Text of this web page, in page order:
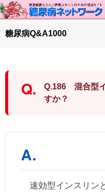
トップページ
糖尿病のきほん
特集・連載
血糖トレンド
グリコアルブミン
糖尿病Q&A1000
Q.186 混合型
すか？
速効型インスリン